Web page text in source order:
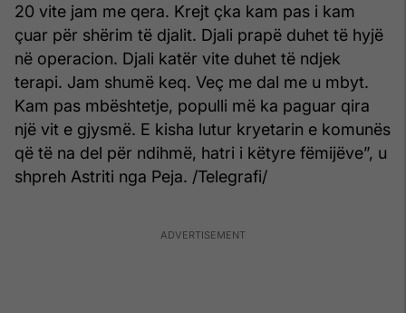
20 vite jam me qera. Krejt çka kam pas i kam
çuar për shërim të djalit. Djali prapë duhet të hyjë
në operacion. Djali katër vite duhet të ndjek
terapi. Jam shumë keq. Veç me dal me u mbyt.
Kam pas mbështetje, populli më ka paguar qira
një vit e gjysmë. E kisha lutur kryetarin e komunës
që të na del për ndihmë, hatri i këtyre fëmijëve”, u
shpreh Astriti nga Peja. /Telegrafi/